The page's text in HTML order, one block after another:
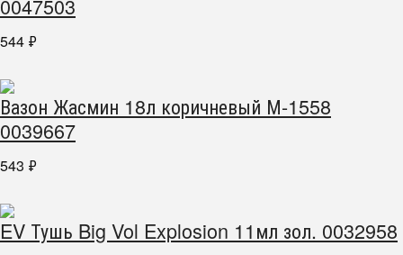
0047503
544 ₽
Вазон Жасмин 18л коричневый М-1558
0039667
543 ₽
EV Тушь Big Vol Explosion 11мл зол. 0032958